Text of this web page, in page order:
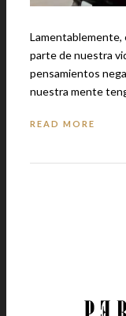
Lamentablemente,
parte de nuestra
pensamientos negativos
nuestra mente
READ MORE